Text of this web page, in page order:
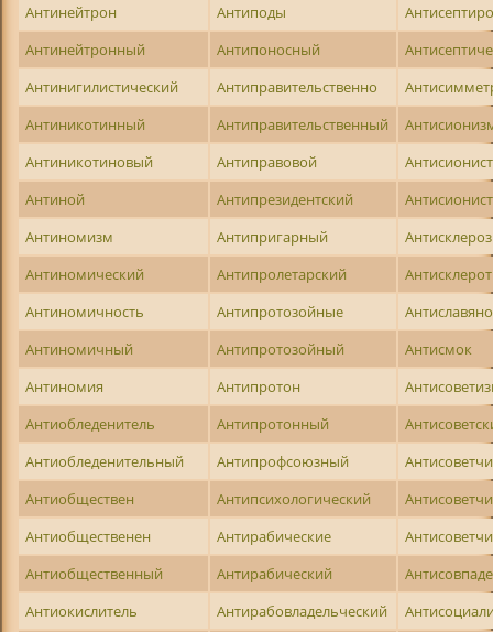
Антинейтрон
Антиподы
Антинейтронный
Антипоносный
Антинигилистический
Антиправительственно
Антиникотинный
Антиправительственный
Антиникотиновый
Антиправовой
Антисионист
Антиной
Антипрезидентский
Антиномизм
Антипригарный
Антиномический
Антипролетарский
Антиномичность
Антипротозойные
Антиномичный
Антипротозойный
Антисмок
Антиномия
Антипротон
Антиобледенитель
Антипротонный
Антиобледенительный
Антипрофсоюзный
Антиобществен
Антипсихологический
Антиобщественен
Антирабические
Антиобщественный
Антирабический
Антиокислитель
Антирабовладельческий